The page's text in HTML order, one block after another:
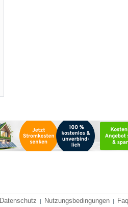
Datenschutz | Nutzungsbedingungen | Faq